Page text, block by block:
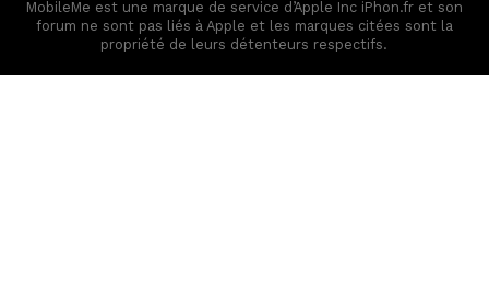
MobileMe est une marque de service d’Apple Inc iPhon.fr et son
forum ne sont pas liés à Apple et les marques citées sont la
propriété de leurs détenteurs respectifs.